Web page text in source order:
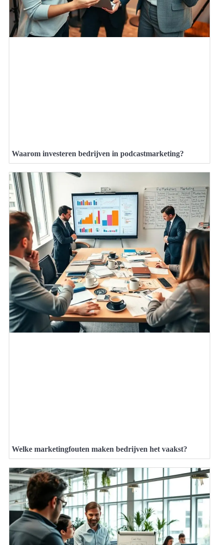
Waarom investeren bedrijven in podcastmarketing?
Welke marketingfouten maken bedrijven het vaakst?